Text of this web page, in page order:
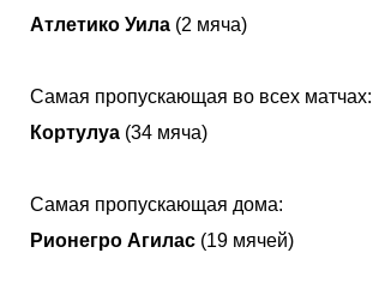
Атлетико Уила (2 мяча)
Самая пропускающая во всех матчах:
Кортулуа (34 мяча)
Самая пропускающая дома:
Рионегро Агилас (19 мячей)